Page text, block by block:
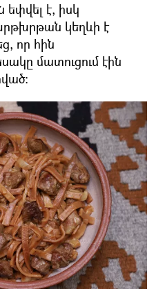
է, իսկ
կեղևի է
որ հին
մատուցում էին